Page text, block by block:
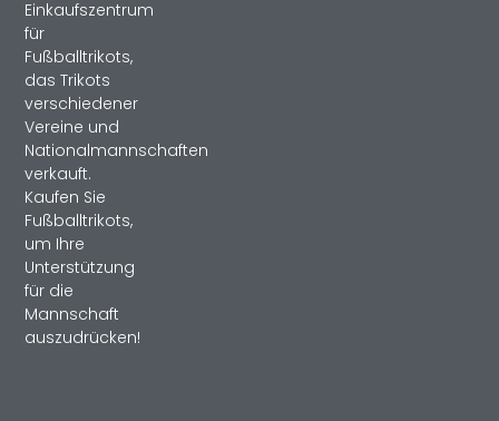
Einkaufszentrum
für
Fußballtrikots,
das Trikots
verschiedener
Vereine und
Nationalmannschaften
verkauft.
Kaufen Sie
Fußballtrikots,
um Ihre
Unterstützung
für die
Mannschaft
auszudrücken!